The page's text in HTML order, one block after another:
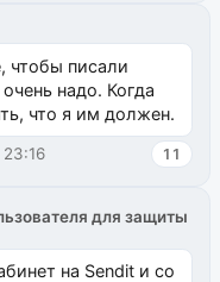
чтобы писали
надо. Когда
что я им должен.
11
для защиты
на Sendit и со